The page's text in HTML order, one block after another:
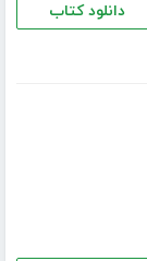
دانلود کتاب